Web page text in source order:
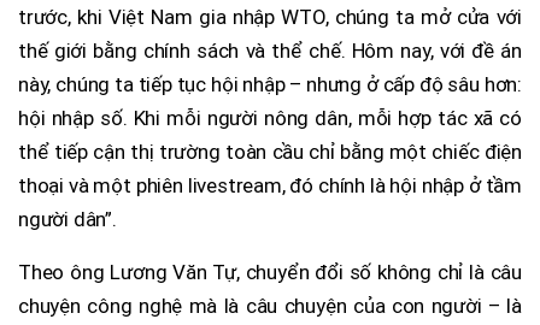
trước, khi Việt Nam gia nhập WTO, chúng ta mở cửa với
thế giới bằng chính sách và thể chế. Hôm nay, với đề án
này, chúng ta tiếp tục hội nhập – nhưng ở cấp độ sâu hơn:
hội nhập số. Khi mỗi người nông dân, mỗi hợp tác xã có
thể tiếp cận thị trường toàn cầu chỉ bằng một chiếc điện
thoại và một phiên livestream, đó chính là hội nhập ở tầm
người dân”.
Theo ông Lương Văn Tự, chuyển đổi số không chỉ là câu
chuyện công nghệ mà là câu chuyện của con người – là